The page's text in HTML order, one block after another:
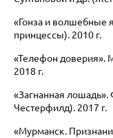
«Гонза и волшебные
принцессы). 2010 г.
«Телефон доверия».
2018 г.
«Загнанная лошадь».
Честерфилд). 2017 г.
«Мурманск.